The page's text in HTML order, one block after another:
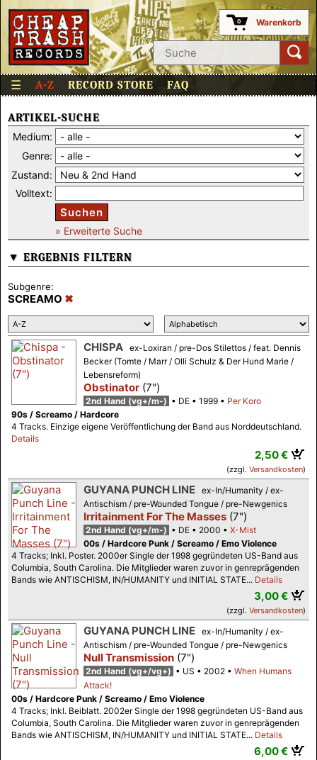
0 Warenkorb
☰ A-Z RECORD STORE FAQ
ARTIKEL-SUCHE
Medium:
Genre:
Zustand:
Volltext:
Suchen
» Erweiterte Suche
▼ ERGEBNIS FILTERN
Subgenre:
SCREAMO
CHISPA ex-Loxiran / pre-Dos Stilettos / feat. Dennis
Becker (Tomte / Marr / Olli Schulz & Der Hund Marie /
Lebensreform)
Obstinator (7")
2nd Hand (vg+/m-) DE 1999
Per Koro
90s / Screamo / Hardcore
4 Tracks. Einzige eigene Veröffentlichung der Band aus Norddeutschland.
Details
2,50 €
(zzgl. Versandkosten)
GUYANA PUNCH LINE ex-In/Humanity / ex-
Antischism / pre-Wounded Tongue / pre-Newgenics
Irritainment For The Masses (7")
2nd Hand (vg+/m-) DE 2000
X-Mist
00s / Hardcore Punk / Screamo / Emo Violence
4 Tracks; Inkl. Poster. 2000er Single der 1998 gegründeten US-Band aus
Columbia, South Carolina. Die Mitglieder waren zuvor in genreprägenden
Bands wie ANTISCHISM, IN/HUMANITY und INITIAL STATE... Details
3,00 €
(zzgl. Versandkosten)
GUYANA PUNCH LINE ex-In/Humanity / ex-
Antischism / pre-Wounded Tongue / pre-Newgenics
Null Transmission (7")
2nd Hand (vg+/vg+) US 2002
When Humans
Attack!
00s / Hardcore Punk / Screamo / Emo Violence
4 Tracks; Inkl. Beiblatt. 2002er Single der 1998 gegründeten US-Band aus
Columbia, South Carolina. Die Mitglieder waren zuvor in genreprägenden
Bands wie ANTISCHISM, IN/HUMANITY und INITIAL STATE... Details
6,00 €